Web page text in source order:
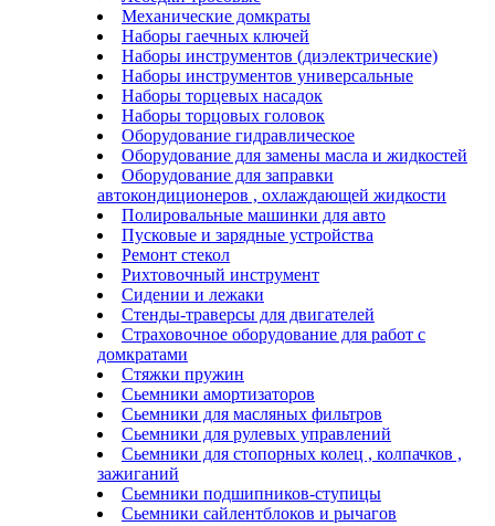
Механические домкраты
Наборы гаечных ключей
Наборы инструментов (диэлектрические)
Наборы инструментов универсальные
Наборы торцевых насадок
Наборы торцовых головок
Оборудование гидравлическое
Оборудование для замены масла и жидкостей
Оборудование для заправки
автокондиционеров , охлаждающей жидкости
Полировальные машинки для авто
Пусковые и зарядные устройства
Ремонт стекол
Рихтовочный инструмент
Сидении и лежаки
Стенды-траверсы для двигателей
Страховочное оборудование для работ с
домкратами
Стяжки пружин
Сьемники амортизаторов
Сьемники для масляных фильтров
Сьемники для рулевых управлений
Сьемники для стопорных колец , колпачков ,
зажиганий
Сьемники подшипников-ступицы
Сьемники сайлентблоков и рычагов